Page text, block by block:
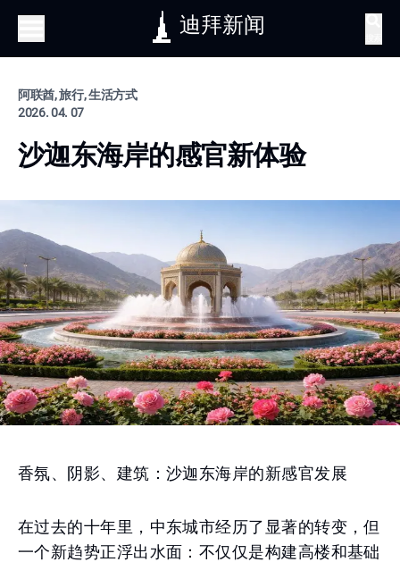
迪拜新闻
阿联酋, 旅行, 生活方式
2026. 04. 07
沙迦东海岸的感官新体验
香氛、阴影、建筑：沙迦东海岸的新感官发展
在过去的十年里，中东城市经历了显著的转变，但
一个新趋势正浮出水面：不仅仅是构建高楼和基础